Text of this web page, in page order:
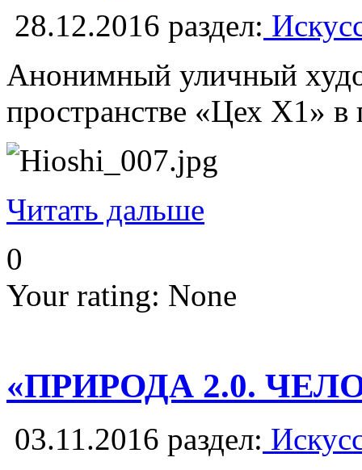
28.12.2016 раздел:
Анонимный уличный
пространстве «Цех Х1» в
Читать дальше
0
Your rating: None
«ПРИРОДА 2.0.
03.11.2016 раздел: